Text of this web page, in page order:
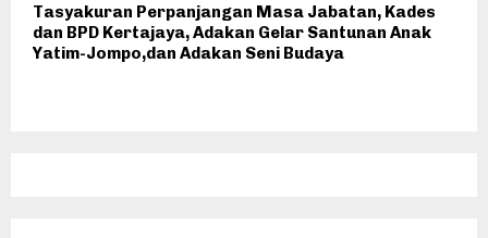
Tasyakuran Perpanjangan Masa Jabatan, Kades
dan BPD Kertajaya, Adakan Gelar Santunan Anak
Yatim-Jompo,dan Adakan Seni Budaya